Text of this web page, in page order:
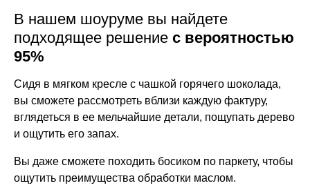
В нашем шоуруме вы найдете
подходящее решение с вероятностью
95%
Сидя в мягком кресле с чашкой горячего шоколада,
вы сможете рассмотреть вблизи каждую фактуру,
вглядеться в ее мельчайшие детали, пощупать дерево
и ощутить его запах.
Вы даже сможете походить босиком по паркету, чтобы
ощутить преимущества обработки маслом.